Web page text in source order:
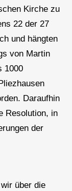
Kirche zu
22 der 27
und hängten
von Martin
1000
Daraufhin
Resolution, in
der
über die